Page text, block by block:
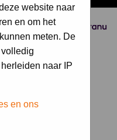
Sponsored by
website naar
en om het
meten. De
naar IP
en ons
and